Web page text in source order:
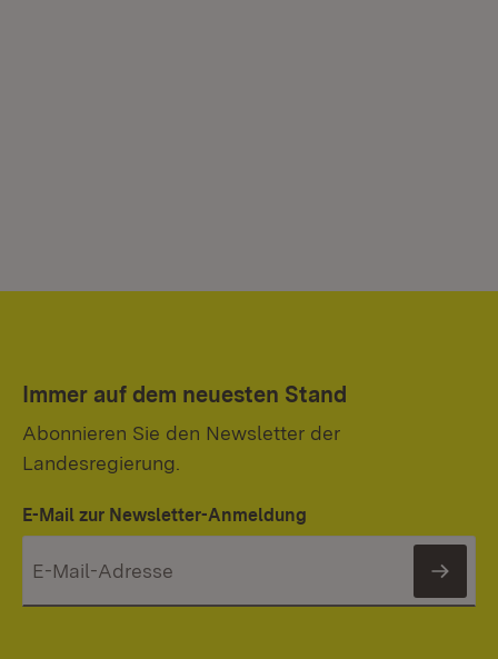
Immer auf dem neuesten Stand
Abonnieren Sie den Newsletter der
Landesregierung.
E-Mail zur Newsletter-Anmeldung